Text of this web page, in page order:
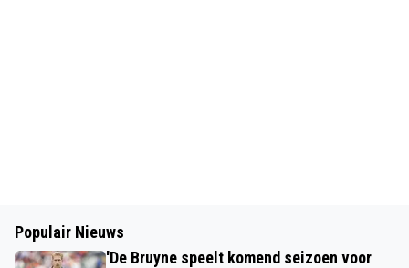
Populair Nieuws
'De Bruyne speelt komend seizoen voor